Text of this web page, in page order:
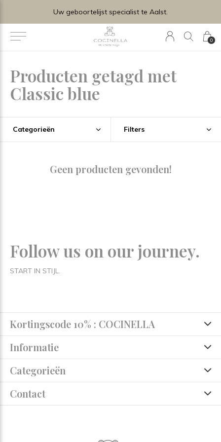
0
Uw geboortelijst specialist te Aalst.
Producten getagd met
Classic blue
Categorieën Filters
Geen producten gevonden!
Follow us on our journey.
START IN STIJL.
Kortingscode 10% : COCINELLA
Informatie
Categorieën
Contact